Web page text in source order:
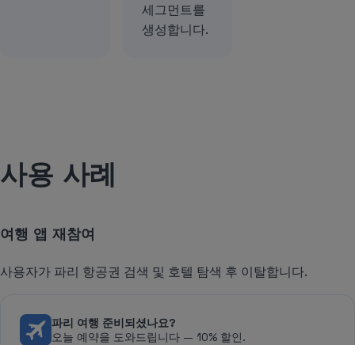
세그먼트를
생성합니다.
사용 사례
여행 앱 재참여
사용자가 파리 항공권 검색 및 호텔 탐색 후 이탈합니다.
파리 여행 준비되셨나요?
오늘 예약을 도와드립니다 — 10% 할인.